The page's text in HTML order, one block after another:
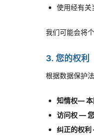
使用经有关
我们可能会将
3. 您的权利
根据数据保护
知情权—
访问权—
纠正的权利